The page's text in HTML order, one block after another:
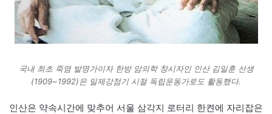
국내 최초 죽염 발명가이자 한방 암의학 창시자인 인산 김일훈 선생
(1909~1992)은 일제강점기 시절 독립운동가로도 활동했다.
인산은 약속시간에 맞추어 서울 삼각지 로터리 한켠에 자리잡은